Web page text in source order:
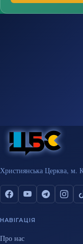
Християнська Церква, м.
НАВІГАЦІЯ
Про нас